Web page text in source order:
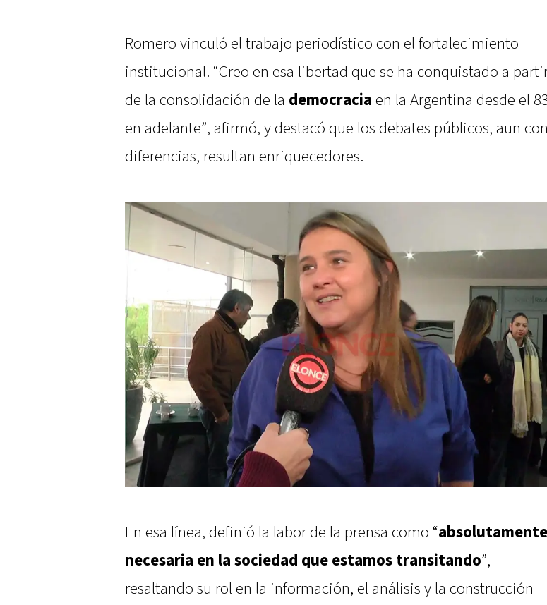
Romero vinculó el trabajo periodístico con el fortalecimiento
institucional. “Creo en esa libertad que se ha conquistado a
de la consolidación de la democracia en la Argentina desde el
en adelante”, afirmó, y destacó que los debates públicos, aun con
diferencias, resultan enriquecedores.
En esa línea, definió la labor de la prensa como “absolutamente
necesaria en la sociedad que estamos transitando”,
resaltando su rol en la información, el análisis y la construcción